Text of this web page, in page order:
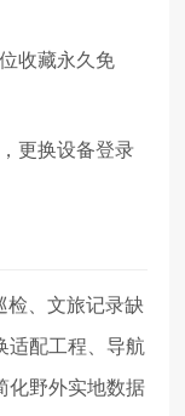
收藏永久免
更换设备登录
检、文旅记录缺
适配工程、导航
化野外实地数据